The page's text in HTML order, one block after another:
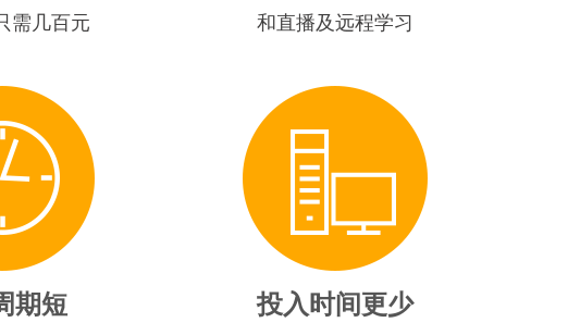
需几百元
和直播及远程学习
期短 投入时间更少